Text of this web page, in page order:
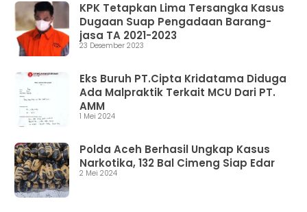
KPK Tetapkan Lima Tersangka Kasus
Dugaan Suap Pengadaan Barang-
jasa TA 2021-2023
23 Desember 2023
Eks Buruh PT.Cipta Kridatama Diduga
Ada Malpraktik Terkait MCU Dari PT.
AMM
1 Mei 2024
Polda Aceh Berhasil Ungkap Kasus
Narkotika, 132 Bal Cimeng Siap Edar
2 Mei 2024